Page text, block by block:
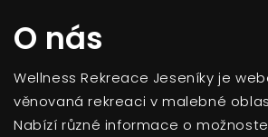
O nás
Wellness Rekreace Jeseníky je
věnovaná rekreaci v malebné
Nabízí různé informace o